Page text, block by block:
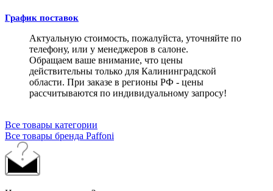
График поставок
Актуальную стоимость, пожалуйста, уточняйте по
телефону, или у менеджеров в салоне.
Обращаем ваше внимание, что цены
действительны только для Калининградской
области. При заказе в регионы РФ - цены
рассчитываются по индивидуальному запросу!
Все товары категории
Все товары бренда Paffoni